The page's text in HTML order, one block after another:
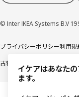
© Inter IKEA Systems B.V
プライバシーポリシー利用規
古物営業法に基づく表記
イケアはあなた
ます。